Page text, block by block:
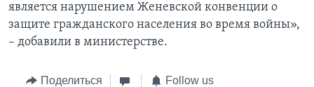
является нарушением Женевской конвенции о
защите гражданского населения во время войны»,
– добавили в министерстве.
Поделиться Follow us